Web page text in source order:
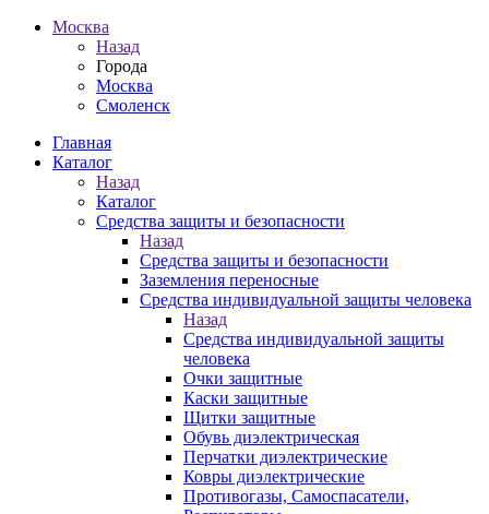
Москва
Назад
Города
Москва
Смоленск
Главная
Каталог
Назад
Каталог
Средства защиты и безопасности
Назад
Средства защиты и безопасности
Заземления переносные
Средства индивидуальной защиты человека
Назад
Средства индивидуальной защиты
человека
Очки защитные
Каски защитные
Щитки защитные
Обувь диэлектрическая
Перчатки диэлектрические
Ковры диэлектрические
Противогазы, Самоспасатели,